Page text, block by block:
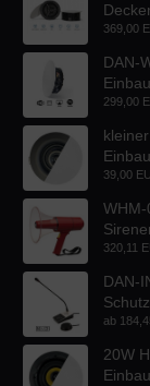
369,00
DAN-
299,00
39,00
320,11
DAN-
ab
20W